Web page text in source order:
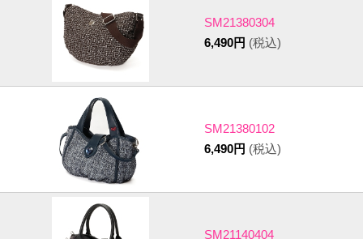
SM21380304
6,490円 (税込)
SM21380102
6,490円 (税込)
SM21140404